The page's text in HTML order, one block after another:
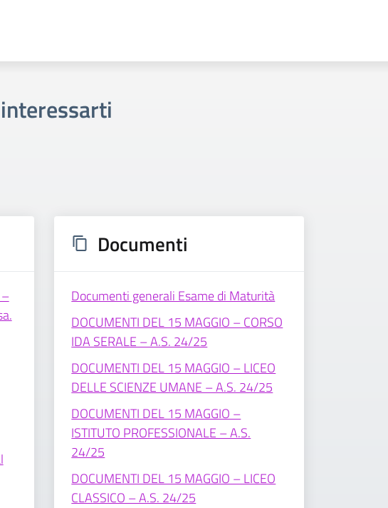
Documenti
Documenti generali Esame di Maturità
DOCUMENTI DEL 15 MAGGIO – CORSO
IDA SERALE – A.S. 24/25
DOCUMENTI DEL 15 MAGGIO – LICEO
DELLE SCIENZE UMANE – A.S. 24/25
DOCUMENTI DEL 15 MAGGIO –
ISTITUTO PROFESSIONALE – A.S.
24/25
DOCUMENTI DEL 15 MAGGIO – LICEO
CLASSICO – A.S. 24/25